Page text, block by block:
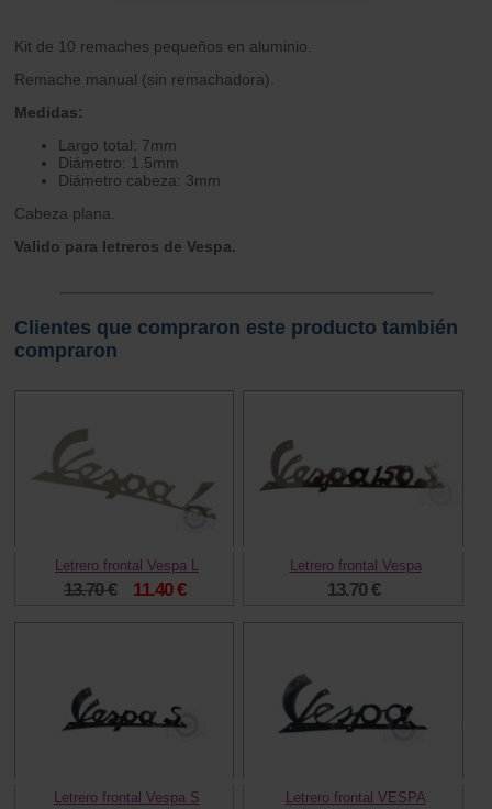
Kit de 10 remaches pequeños en aluminio.
Remache manual (sin remachadora).
Medidas:
Largo total: 7mm
Diámetro: 1.5mm
Diámetro cabeza: 3mm
Cabeza plana.
Valido para letreros de Vespa.
Clientes que compraron este producto también
compraron
Letrero frontal Vespa L
13.70 € 11.40 €
Letrero frontal Vespa
13.70 €
Letrero frontal Vespa S Letrero frontal VESPA